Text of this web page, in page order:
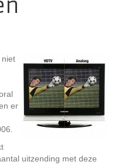
niet
er
uitzending met deze